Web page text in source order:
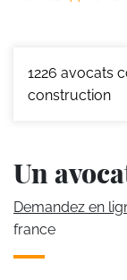
1226 avocats
construction
Un
Demandez en
france